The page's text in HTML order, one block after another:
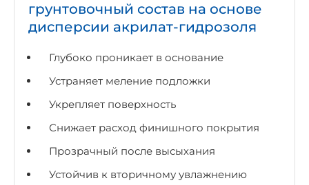
грунтовочный состав на основе
дисперсии акрилат-гидрозоля
Глубоко проникает в основание
Устраняет меление подложки
Укрепляет поверхность
Снижает расход финишного покрытия
Прозрачный после высыхания
Устойчив к вторичному увлажнению